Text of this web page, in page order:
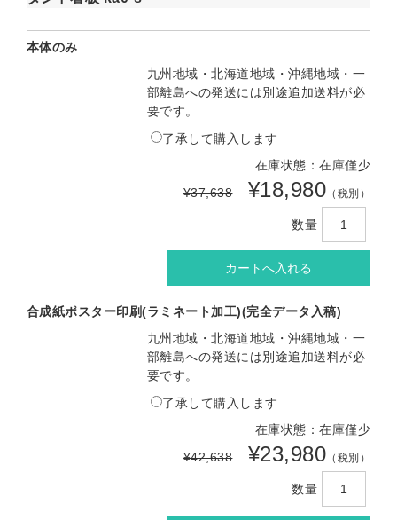
本体のみ
九州地域・北海道地域・沖縄地域・一
部離島への発送には別途追加送料が必
要です。
了承して購入します
在庫状態：在庫僅少
¥37,638
¥18,980 （税別）
数量
合成紙ポスター印刷(ラミネート加工)(完全データ入稿)
九州地域・北海道地域・沖縄地域・一
部離島への発送には別途追加送料が必
要です。
了承して購入します
在庫状態：在庫僅少
¥42,638
¥23,980 （税別）
数量